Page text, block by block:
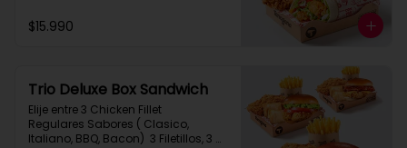
$15.990
Trio Deluxe Box Sandwich
Elije entre 3 Chicken Fillet
Regulares Sabores ( Clasico,
Italiano, BBQ, Bacon)  3 Filetillos, 3